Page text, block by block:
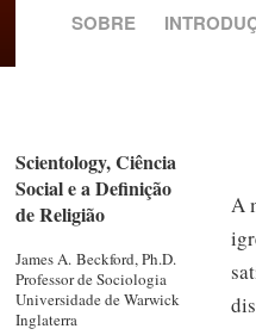
SOBRE
Scientology, Ciência
Social e a Definição
de Religião
James A. Beckford, Ph.D.
Professor de Sociologia
Universidade de Warwick
Inglaterra
A